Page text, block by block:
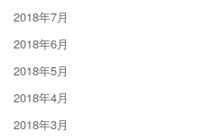
2018年7月
2018年6月
2018年5月
2018年4月
2018年3月